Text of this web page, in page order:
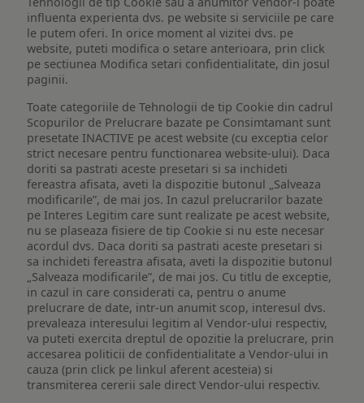
influenta experienta dvs. pe website si serviciile pe care
le putem oferi. In orice moment al vizitei dvs. pe
website, puteti modifica o setare anterioara, prin click
pe sectiunea Modifica setari confidentialitate, din josul
paginii.
Toate categoriile de Tehnologii de tip Cookie din cadrul
Scopurilor de Prelucrare bazate pe Consimtamant sunt
presetate INACTIVE pe acest website (cu exceptia celor
strict necesare pentru functionarea website-ului). Daca
doriti sa pastrati aceste presetari si sa inchideti
fereastra afisata, aveti la dispozitie butonul „Salveaza
modificarile”, de mai jos. In cazul prelucrarilor bazate
pe Interes Legitim care sunt realizate pe acest website,
nu se plaseaza fisiere de tip Cookie si nu este necesar
acordul dvs. Daca doriti sa pastrati aceste presetari si
sa inchideti fereastra afisata, aveti la dispozitie butonul
„Salveaza modificarile”, de mai jos. Cu titlu de exceptie,
in cazul in care considerati ca, pentru o anume
prelucrare de date, intr-un anumit scop, interesul dvs.
prevaleaza interesului legitim al Vendor-ului respectiv,
va puteti exercita dreptul de opozitie la prelucrare, prin
accesarea politicii de confidentialitate a Vendor-ului in
cauza (prin click pe linkul aferent acesteia) si
transmiterea cererii sale direct Vendor-ului respectiv.